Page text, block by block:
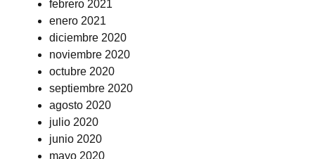
febrero 2021
enero 2021
diciembre 2020
noviembre 2020
octubre 2020
septiembre 2020
agosto 2020
julio 2020
junio 2020
mayo 2020